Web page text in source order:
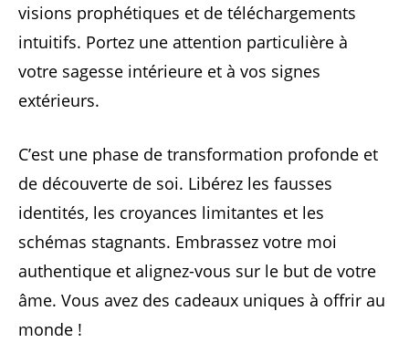
visions prophétiques et de téléchargements
intuitifs. Portez une attention particulière à
votre sagesse intérieure et à vos signes
extérieurs.
C’est une phase de transformation profonde et
de découverte de soi. Libérez les fausses
identités, les croyances limitantes et les
schémas stagnants. Embrassez votre moi
authentique et alignez-vous sur le but de votre
âme. Vous avez des cadeaux uniques à offrir au
monde !